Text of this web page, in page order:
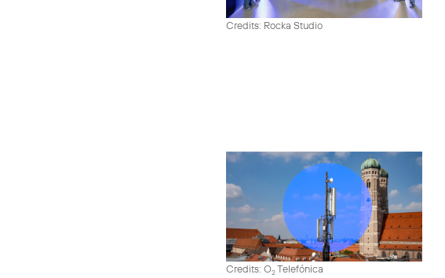
Credits: Rocka Studio
Credits: O2Telefónica